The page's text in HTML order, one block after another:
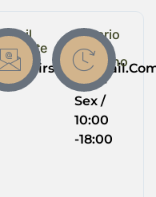
Email
Suporte
Horario
de
Trabalho
Seg -
Sex /
10:00
-18:00